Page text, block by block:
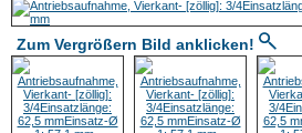
Zum Vergrößern Bild anklicken!